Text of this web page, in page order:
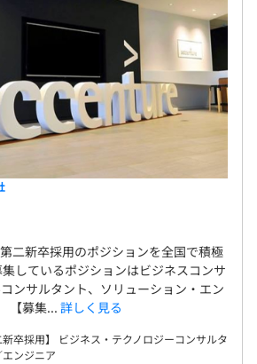
二新卒採用のポジションを全国で積極
しているポジションはビジネスコンサ
ンサルタント、ソリューション・エン
【募集... 詳しく見る
新卒採用】 ビジネス・テクノロジーコンサルタ
エンジニア